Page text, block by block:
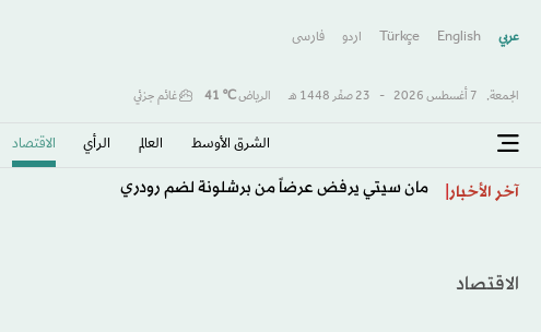
عربي English
Türkçe اردو فارسى
الجمعة, 7 أغسطس 2026 - 23 صفَر 1448 هـ الرياض℃
41 غائم جزئي
الشرق الأوسط​ العالم الرأي الاقتصاد
آخر الأخبار مان سيتي يرفض عرضاً من برشلونة لضم رودري
الاقتصاد